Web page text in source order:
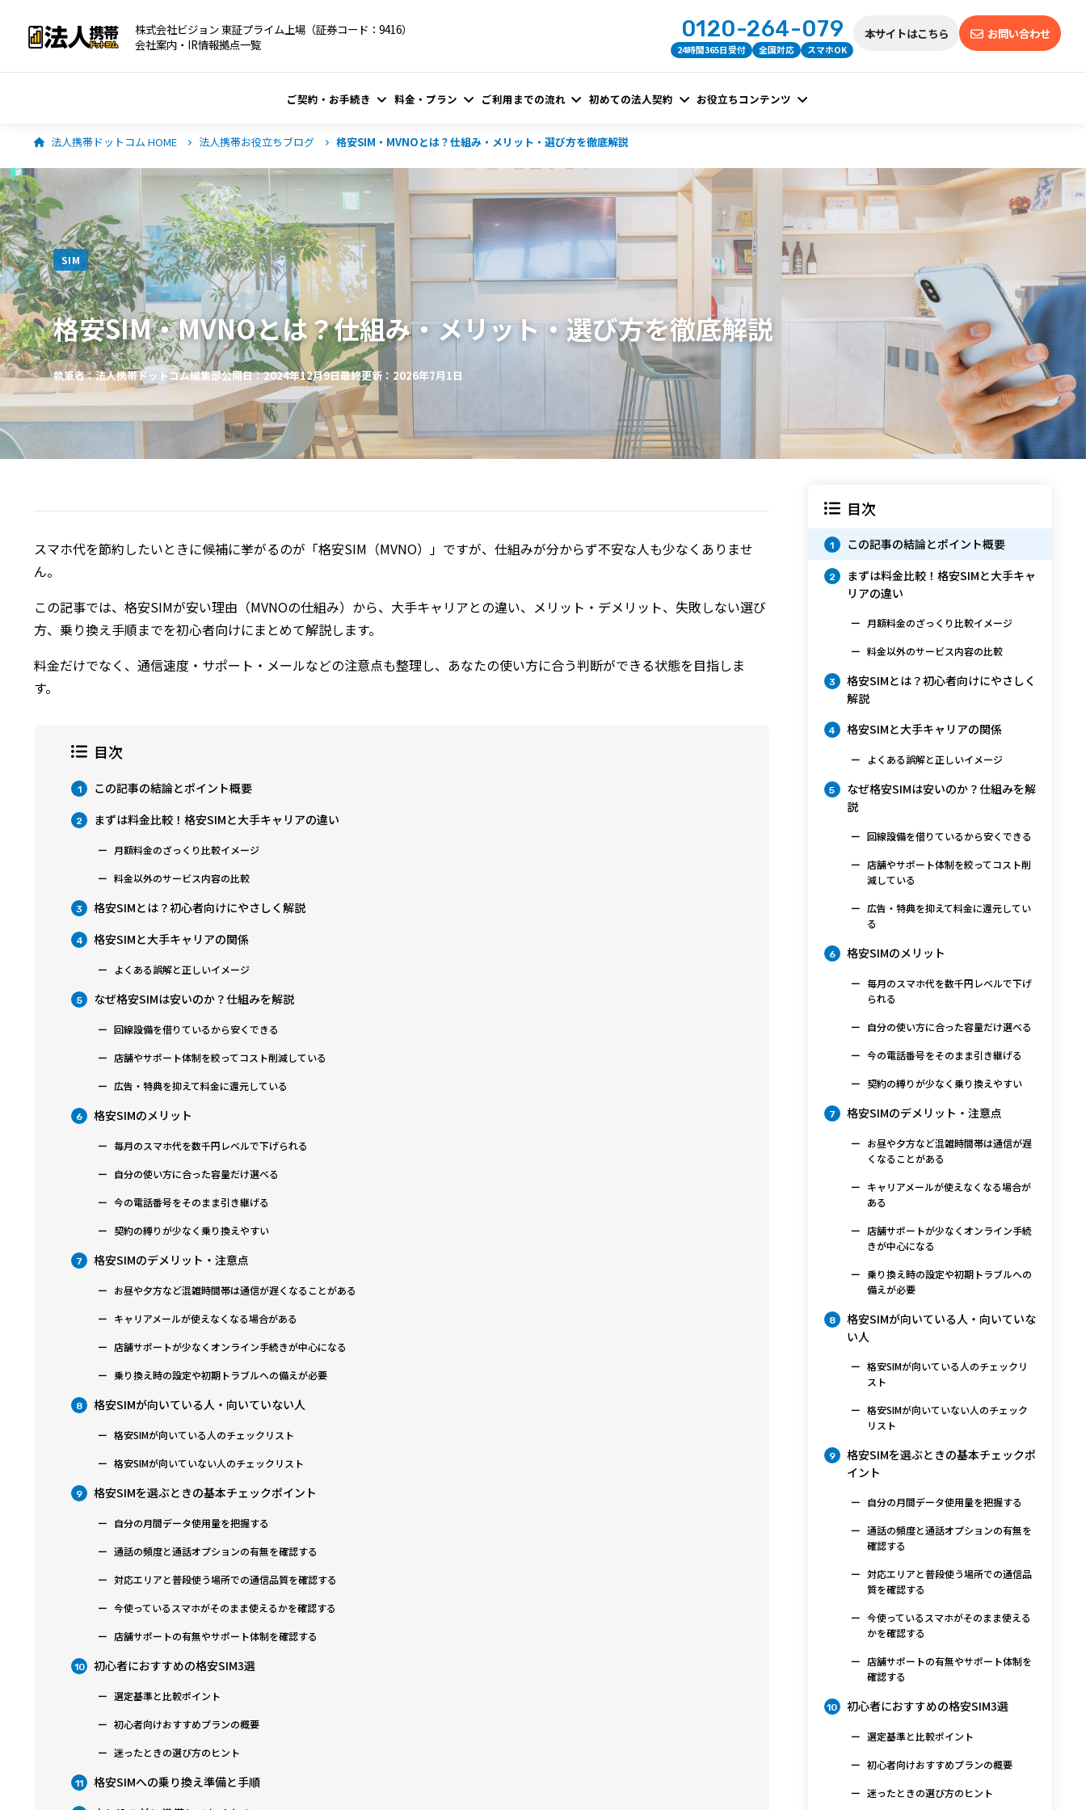
株式会社ビジョン 東証プライム上場（証券コード：9416）
会社案内・IR情報拠点一覧
0120-264-079
24時間365日受付 全国対応 スマホOK
本サイトはこちら お問い合わせ
ご契約・お手続き 料金・プラン ご利用までの流れ 初めての法人契約 お役立ちコンテンツ
法人携帯ドットコム HOME 法人携帯お役立ちブログ 格安SIM・MVNOとは？仕組み・メリット・選び方を徹底解説
SIM
格安SIM・MVNOとは？仕組み・メリット・選び方を徹底解説
執筆者：法人携帯ドットコム編集部公開日：2024年12月9日最終更新：2026年7月1日
スマホ代を節約したいときに候補に挙がるのが「格安SIM（MVNO）」ですが、仕組みが分からず不安な人も少なくありませ
ん。
この記事では、格安SIMが安い理由（MVNOの仕組み）から、大手キャリアとの違い、メリット・デメリット、失敗しない選び
方、乗り換え手順までを初心者向けにまとめて解説します。
料金だけでなく、通信速度・サポート・メールなどの注意点も整理し、あなたの使い方に合う判断ができる状態を目指しま
す。
目次
1 この記事の結論とポイント概要
2 まずは料金比較！格安SIMと大手キャリアの違い
月額料金のざっくり比較イメージ
料金以外のサービス内容の比較
3 格安SIMとは？初心者向けにやさしく解説
4 格安SIMと大手キャリアの関係
よくある誤解と正しいイメージ
5 なぜ格安SIMは安いのか？仕組みを解説
回線設備を借りているから安くできる
店舗やサポート体制を絞ってコスト削減している
広告・特典を抑えて料金に還元している
6 格安SIMのメリット
毎月のスマホ代を数千円レベルで下げられる
自分の使い方に合った容量だけ選べる
今の電話番号をそのまま引き継げる
契約の縛りが少なく乗り換えやすい
7 格安SIMのデメリット・注意点
お昼や夕方など混雑時間帯は通信が遅くなることがある
キャリアメールが使えなくなる場合がある
店舗サポートが少なくオンライン手続きが中心になる
乗り換え時の設定や初期トラブルへの備えが必要
8 格安SIMが向いている人・向いていない人
格安SIMが向いている人のチェックリスト
格安SIMが向いていない人のチェックリスト
9 格安SIMを選ぶときの基本チェックポイント
自分の月間データ使用量を把握する
通話の頻度と通話オプションの有無を確認する
対応エリアと普段使う場所での通信品質を確認する
今使っているスマホがそのまま使えるかを確認する
店舗サポートの有無やサポート体制を確認する
10 初心者におすすめの格安SIM3選
選定基準と比較ポイント
初心者向けおすすめプランの概要
迷ったときの選び方のヒント
11 格安SIMへの乗り換え準備と手順
目次
1 この記事の結論とポイント概要
2
まずは料金比較！格安SIMと大手キャ
リアの違い
月額料金のざっくり比較イメージ
料金以外のサービス内容の比較
3
格安SIMとは？初心者向けにやさしく
解説
4 格安SIMと大手キャリアの関係
よくある誤解と正しいイメージ
5
なぜ格安SIMは安いのか？仕組みを解
説
回線設備を借りているから安くできる
店舗やサポート体制を絞ってコスト削
減している
広告・特典を抑えて料金に還元してい
る
6 格安SIMのメリット
毎月のスマホ代を数千円レベルで下げ
られる
自分の使い方に合った容量だけ選べる
今の電話番号をそのまま引き継げる
契約の縛りが少なく乗り換えやすい
7 格安SIMのデメリット・注意点
お昼や夕方など混雑時間帯は通信が遅
くなることがある
キャリアメールが使えなくなる場合が
ある
店舗サポートが少なくオンライン手続
きが中心になる
乗り換え時の設定や初期トラブルへの
備えが必要
8
格安SIMが向いている人・向いていな
い人
格安SIMが向いている人のチェックリ
スト
格安SIMが向いていない人のチェック
リスト
9
格安SIMを選ぶときの基本チェックポ
イント
自分の月間データ使用量を把握する
通話の頻度と通話オプションの有無を
確認する
対応エリアと普段使う場所での通信品
質を確認する
今使っているスマホがそのまま使える
かを確認する
店舗サポートの有無やサポート体制を
確認する
10 初心者におすすめの格安SIM3選
選定基準と比較ポイント
初心者向けおすすめプランの概要
迷ったときの選び方のヒント